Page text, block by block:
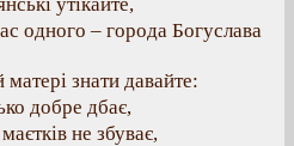
одного – города Богуслава
знати давайте:
добре дбає,
не збуває,